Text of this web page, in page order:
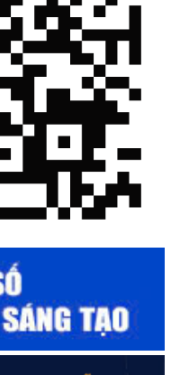
trong nước và quốc tế
Cà phê và sản
Khơi thông mọi nguồn
kinh tế - xã hội năm
thắng Buôn Ma
- 10/3/2025)"